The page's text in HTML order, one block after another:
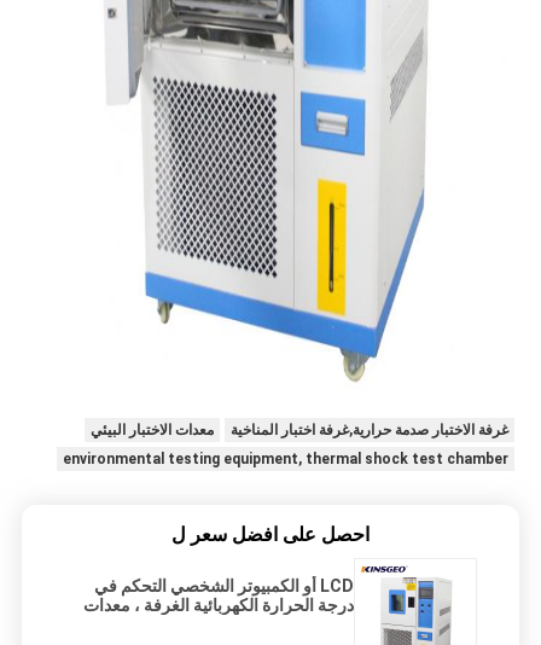
غرفة الاختبار صدمة حرارية,غرفة اختبار المناخية
معدات الاختبار البيئي
environmental testing equipment, thermal shock test chamber
احصل على افضل سعر ل
LCD أو الكمبيوتر الشخصي التحكم في
درجة الحرارة الكهربائية الغرفة ، معدات